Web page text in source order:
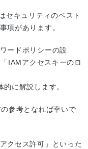
セキュリティのベスト
項があります。
ードポリシーの設
IAMアクセスキーのロ
に解説します。
参考となれば幸いで
クセス許可」といった